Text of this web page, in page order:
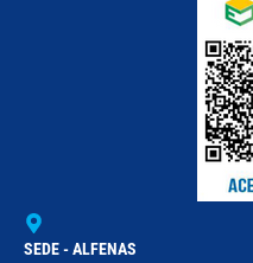
SEDE - ALFENAS